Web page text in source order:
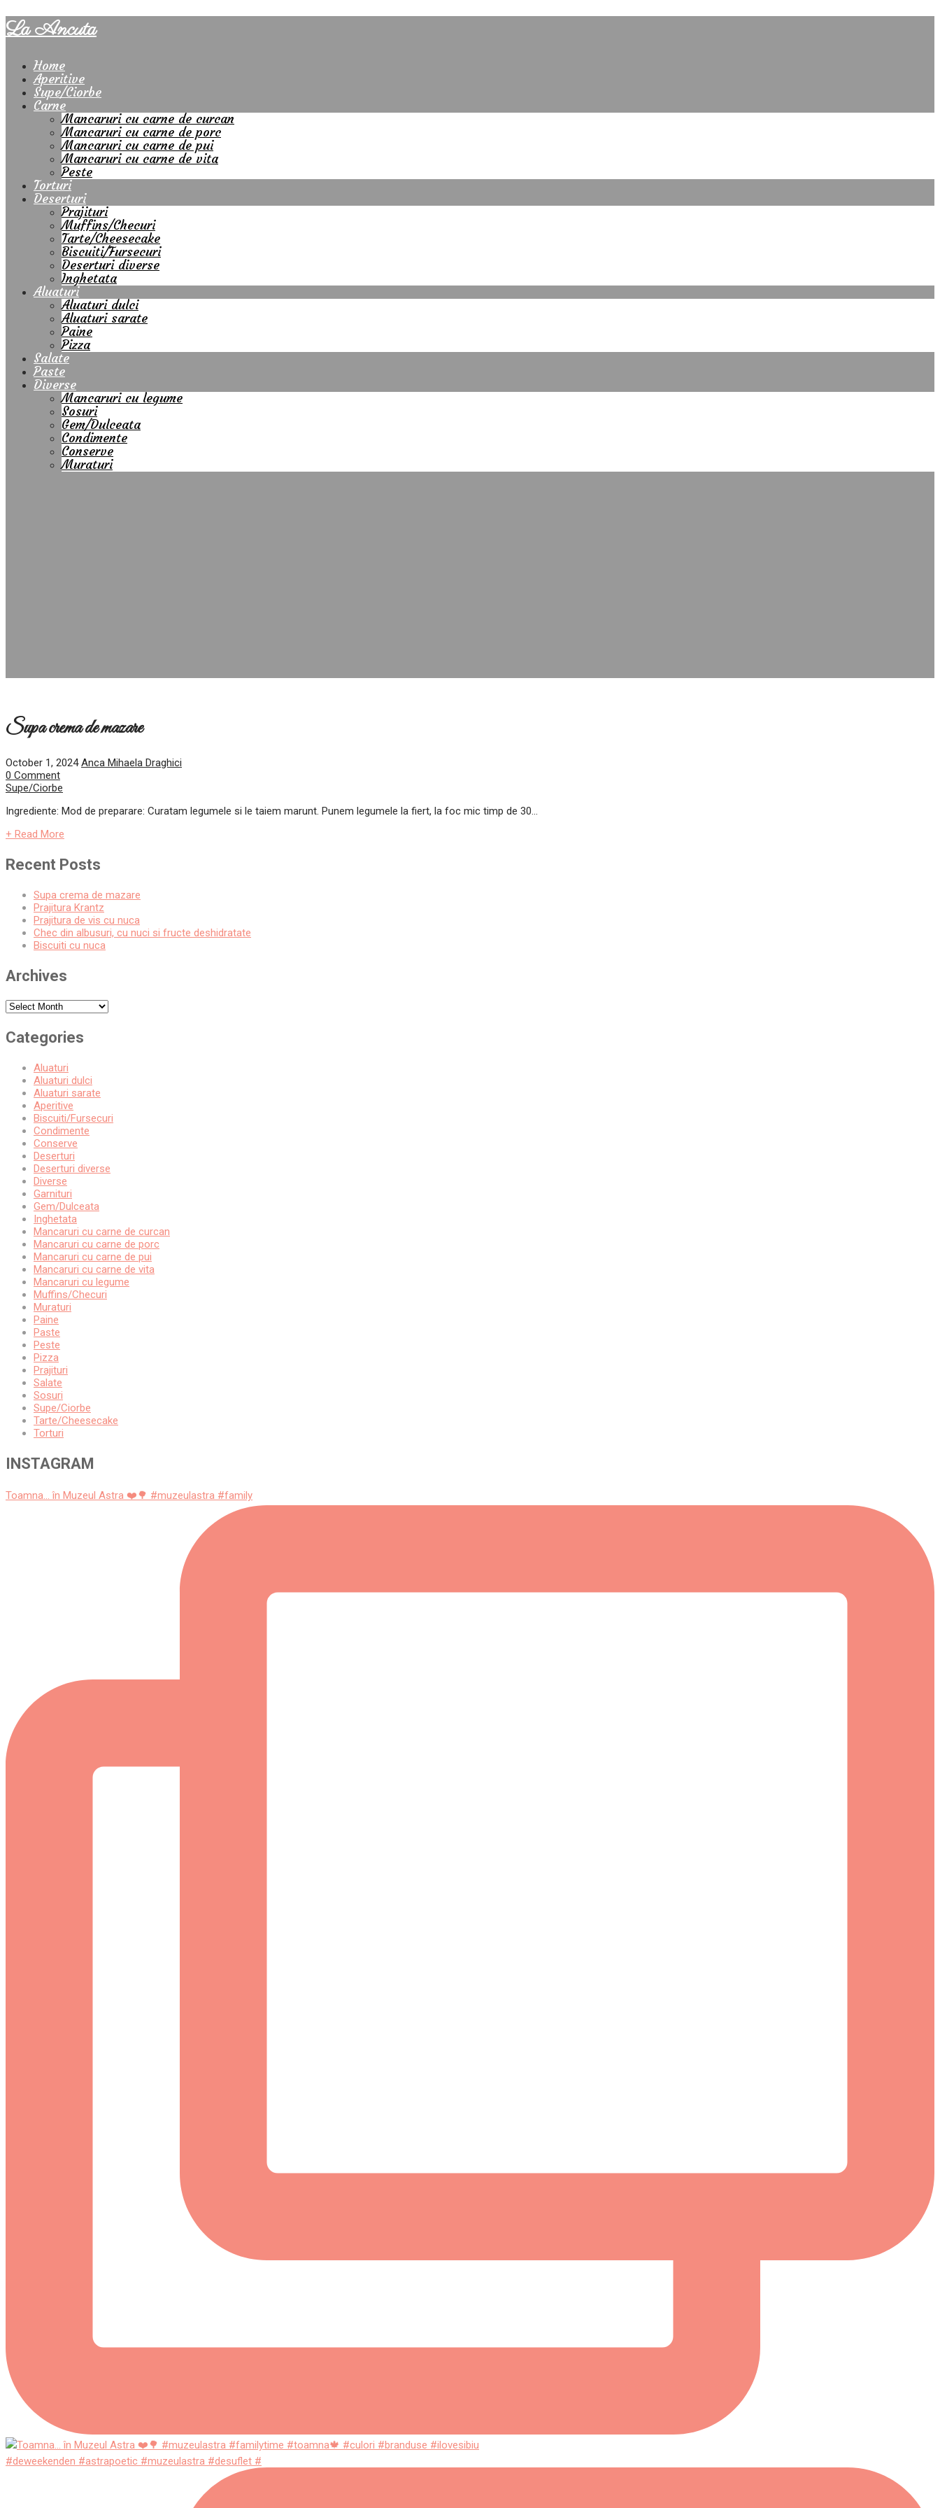
La Ancuta
Home
Aperitive
Supe/Ciorbe
Carne
Mancaruri cu carne de curcan
Mancaruri cu carne de porc
Mancaruri cu carne de pui
Mancaruri cu carne de vita
Peste
Torturi
Deserturi
Prajituri
Muffins/Checuri
Tarte/Cheesecake
Biscuiti/Fursecuri
Deserturi diverse
Inghetata
Aluaturi
Aluaturi dulci
Aluaturi sarate
Paine
Pizza
Salate
Paste
Diverse
Mancaruri cu legume
Sosuri
Gem/Dulceata
Condimente
Conserve
Muraturi
Supa crema de mazare
October 1, 2024 Anca Mihaela Draghici
0 Comment
Supe/Ciorbe
Ingrediente: Mod de preparare: Curatam legumele si le taiem marunt. Punem legumele la fiert, la foc mic timp de 30...
+ Read More
Recent Posts
Supa crema de mazare
Prajitura Krantz
Prajitura de vis cu nuca
Chec din albusuri, cu nuci si fructe deshidratate
Biscuiti cu nuca
Archives
Archives
Categories
Aluaturi
Aluaturi dulci
Aluaturi sarate
Aperitive
Biscuiti/Fursecuri
Condimente
Conserve
Deserturi
Deserturi diverse
Diverse
Garnituri
Gem/Dulceata
Inghetata
Mancaruri cu carne de curcan
Mancaruri cu carne de porc
Mancaruri cu carne de pui
Mancaruri cu carne de vita
Mancaruri cu legume
Muffins/Checuri
Muraturi
Paine
Paste
Peste
Pizza
Prajituri
Salate
Sosuri
Supe/Ciorbe
Tarte/Cheesecake
Torturi
INSTAGRAM
Toamna... în Muzeul Astra ❤️🌳 #muzeulastra #family
#deweekenden #astrapoetic #muzeulastra #desuflet #